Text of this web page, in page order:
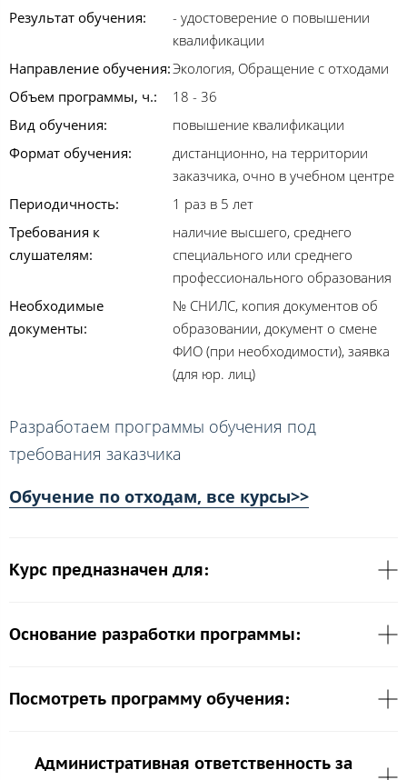
Результат обучения:
- удостоверение о повышении
квалификации
Направление обучения:Экология, Обращение с отходами
Объем программы, ч.:
18 - 36
Вид обучения:
повышение квалификации
Формат обучения:
дистанционно, на территории
заказчика, очно в учебном центре
Периодичность:
1 раз в 5 лет
Требования к
слушателям:
наличие высшего, среднего
специального или среднего
профессионального образования
Необходимые
документы:
№ СНИЛС, копия документов об
образовании, документ о смене
ФИО (при необходимости), заявка
(для юр. лиц)
Разработаем программы обучения под
требования заказчика
Обучение по отходам, все курсы>>
Курс предназначен для:
Основание разработки программы:
Посмотреть программу обучения:
Административная ответственность за